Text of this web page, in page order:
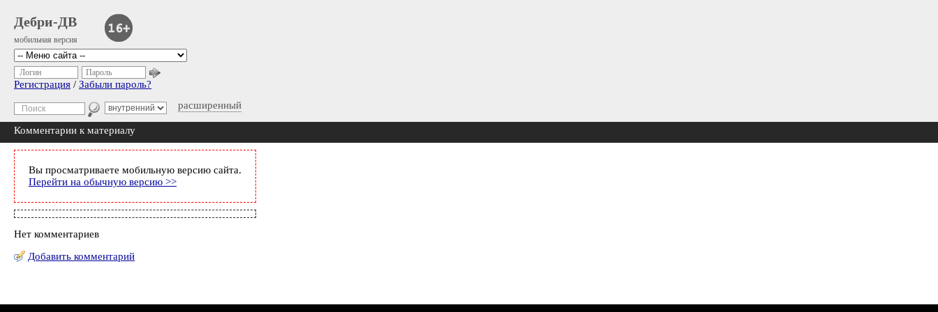
Дебри-ДВ
мобильная версия
расширенный
Логин Пароль
Регистрация / Забыли пароль?
Комментарии к материалу
Вы просматриваете мобильную версию сайта.
Перейти на обычную версию >>
Нет комментариев
Добавить комментарий